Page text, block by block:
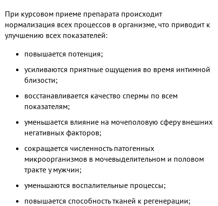
При курсовом приеме препарата происходит
нормализация всех процессов в организме, что приводит к
улучшению всех показателей:
повышается потенция;
усиливаются приятные ощущения во время интимной
близости;
восстанавливается качество спермы по всем
показателям;
уменьшается влияние на мочеполовую сферу внешних
негативных факторов;
сокращается численность патогенных
микроорганизмов в мочевыделительном и половом
тракте у мужчин;
уменьшаются воспалительные процессы;
повышается способность тканей к регенерации;